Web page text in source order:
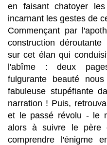
en faisant chatoyer
incarnant les gestes de
Commençant par
construction
sur cet élan qui
l'abîme : deux
fulgurante beauté
fabuleuse stupéfiante
narration ! Puis,
et le passé révolu - le
alors à suivre le père
comprendre l'énigme